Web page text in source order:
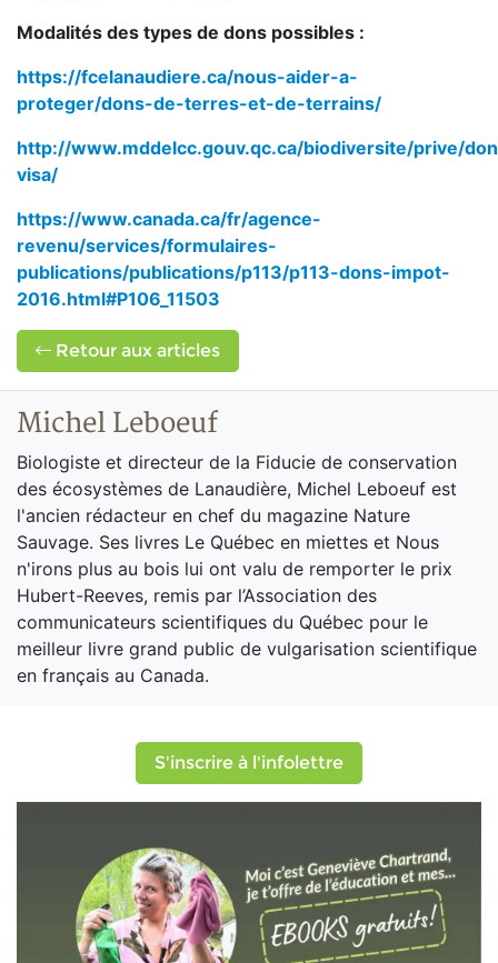
Modalités des types de dons possibles :
https://fcelanaudiere.ca/nous-aider-a-
proteger/dons-de-terres-et-de-terrains/
http://www.mddelcc.gouv.qc.ca/biodiversite/prive/
visa/
https://www.canada.ca/fr/agence-
revenu/services/formulaires-
publications/publications/p113/p113-dons-impot-
2016.html#P106_11503
Retour aux articles
Michel Leboeuf
Biologiste et directeur de la Fiducie de conservation
des écosystèmes de Lanaudière, Michel Leboeuf est
l'ancien rédacteur en chef du magazine Nature
Sauvage. Ses livres Le Québec en miettes et Nous
n'irons plus au bois lui ont valu de remporter le prix
Hubert-Reeves, remis par l’Association des
communicateurs scientifiques du Québec pour le
meilleur livre grand public de vulgarisation scientifique
en français au Canada.
S'inscrire à l'infolettre